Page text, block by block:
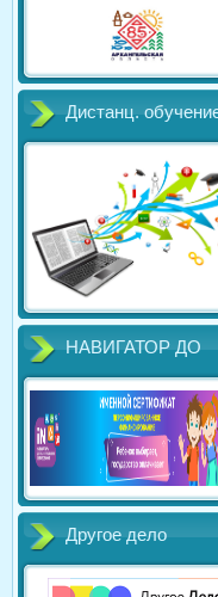
Дистанц.
НАВИГАТОР ДО
Другое дело